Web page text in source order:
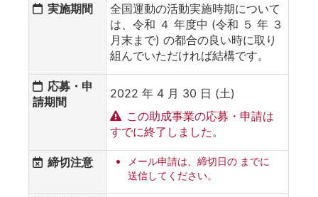
実施期間
全国運動の活動実施時期について
は、令和 ４ 年度中 (令和 ５ 年 ３
月末まで) の都合の良い時に取り
組んでいただければ結構です。
応募・申
請期間
2022 年 4 月 30 日 (土)
この助成事業の応募・申請は
すでに終了しました。
締切注意
メール申請は、締切日の までに
送信してください。